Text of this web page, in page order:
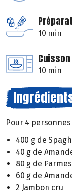
10 min
Cuisson
10 min
Pour 4 personnes
400 g de
40 g de
80 g de
60 g de
2 Jambon cru